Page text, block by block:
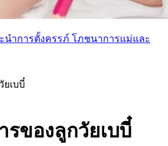
นำการตั้งครรภ์ โภชนาการแม่และ
เบบี๋
ของลูกวัยเบบี๋